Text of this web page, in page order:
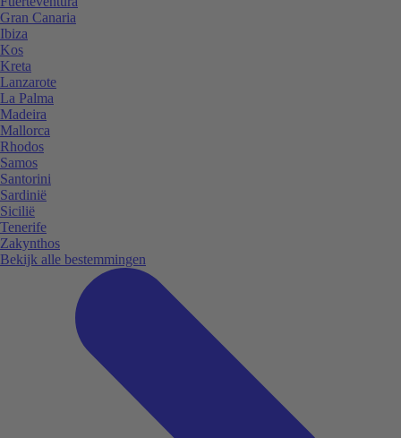
Gran Canaria
Ibiza
Kos
Kreta
Lanzarote
La Palma
Madeira
Mallorca
Rhodos
Samos
Santorini
Sardinië
Sicilië
Tenerife
Zakynthos
Bekijk alle bestemmingen